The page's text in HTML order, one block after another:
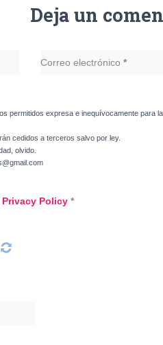
Deja un
Correo electrónico *
permitidos expresa e inequívocamente para
cedidos a terceros salvo por ley.
olvido.
Privacy Policy *